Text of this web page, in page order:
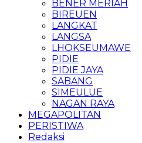
BENER MERIAH
BIREUEN
LANGKAT
LANGSA
LHOKSEUMAWE
PIDIE
PIDIE JAYA
SABANG
SIMEULUE
NAGAN RAYA
MEGAPOLITAN
PERISTIWA
Redaksi